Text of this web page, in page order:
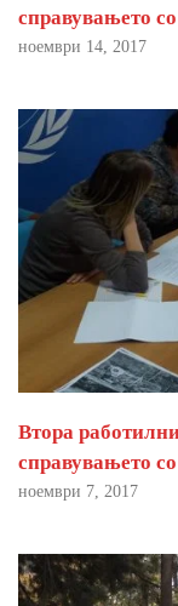
справувањето
ноември 14, 2017
Втора
справувањето
ноември 7, 2017